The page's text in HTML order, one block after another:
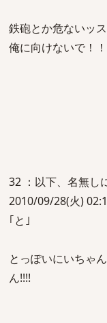
鉄砲とか危ないッ
俺に向けないで！！
32 ：以下、名無し
2010/09/28(火)
｢と｣
とっぽいにいちゃ
ん!!!!